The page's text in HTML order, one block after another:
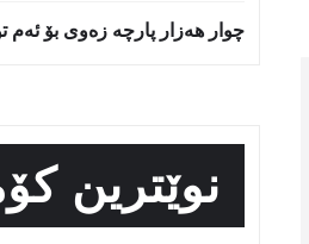
چوار هەزار پارچە زەوی بۆ ئەم
نوێترین